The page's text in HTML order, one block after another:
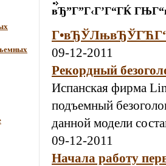
вЂ”Г”Г‹Г’Г“ГЌ
09-12-2011
Рекордный
Испанская фирма
подъемный
данной модели
09-12-2011
Начала работу